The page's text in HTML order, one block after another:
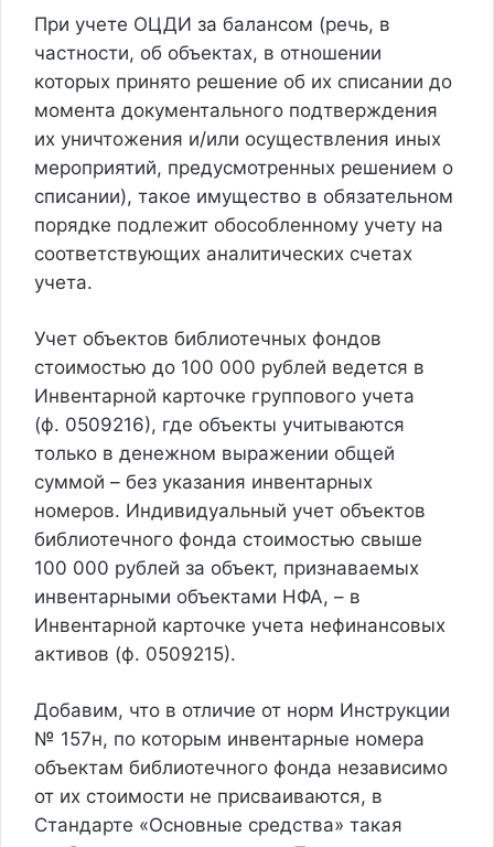
При учете ОЦДИ за балансом (речь, в
частности, об объектах, в отношении
которых принято решение об их списании до
момента документального подтверждения
их уничтожения и/или осуществления иных
мероприятий, предусмотренных решением о
списании), такое имущество в обязательном
порядке подлежит обособленному учету на
соответствующих аналитических счетах
учета.
Учет объектов библиотечных фондов
стоимостью до 100 000 рублей ведется в
Инвентарной карточке группового учета
(ф. 0509216), где объекты учитываются
только в денежном выражении общей
суммой – без указания инвентарных
номеров. Индивидуальный учет объектов
библиотечного фонда стоимостью свыше
100 000 рублей за объект, признаваемых
инвентарными объектами НФА, – в
Инвентарной карточке учета нефинансовых
активов (ф. 0509215).
Добавим, что в отличие от норм Инструкции
№ 157н, по которым инвентарные номера
объектам библиотечного фонда независимо
от их стоимости не присваиваются, в
Стандарте «Основные средства» такая